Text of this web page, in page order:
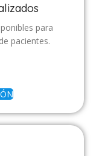
para
pacientes.